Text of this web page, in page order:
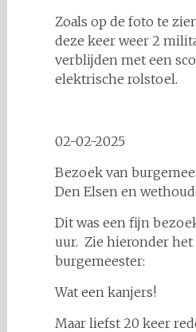
Zoals op de foto te
deze keer weer 2
verblijden met een
elektrische rolstoel.
02-02-2025
Bezoek van
Den Elsen en
Dit was een fijn
uur. Zie hieronder het
burgemeester:
Wat een kanjers!
Maar liefst 20 keer